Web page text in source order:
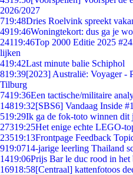
2026/2027
719:48Dries Roelvink spreekt
4919:46Woningtekort: dus ga je
24119:46Top 2000 Editie 2025
lijken
419:42Last minute balie Schiphol
819:39[2023] Australië: Voyager -
Tilburg
7419:36Een tactische/militaire
14819:32[SBS6] Vandaag Inside
519:29Ik ga de fok-toto winnen dit
27319:25Het enige echte LEGO-
23519:13Frontpage Feedback
919:0714-jarige leerling Thailand
1419:06Prijs Bar le duc rood in het
16918:58[Centraal] kattenfotoos